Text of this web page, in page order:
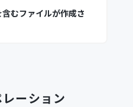
むファイルが作成さ
ーション